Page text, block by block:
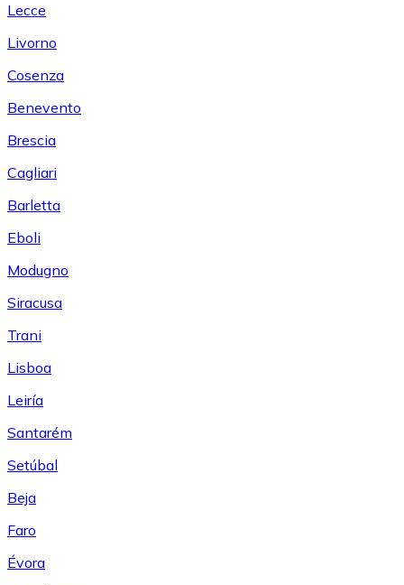
Lecce
Livorno
Cosenza
Benevento
Brescia
Cagliari
Barletta
Eboli
Modugno
Siracusa
Trani
Lisboa
Leiría
Santarém
Setúbal
Beja
Faro
Évora